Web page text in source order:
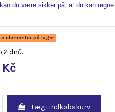
du være sikker på, at du kan
elementer på lager
2 dnů.
Læg i indkøbskurv